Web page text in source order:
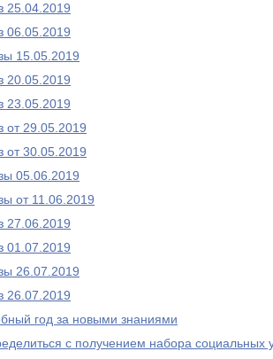
25.04.2019
06.05.2019
15.05.2019
20.05.2019
23.05.2019
от 29.05.2019
от 30.05.2019
05.06.2019
от 11.06.2019
27.06.2019
01.07.2019
26.07.2019
26.07.2019
год за новыми знаниями
с получением набора социальных